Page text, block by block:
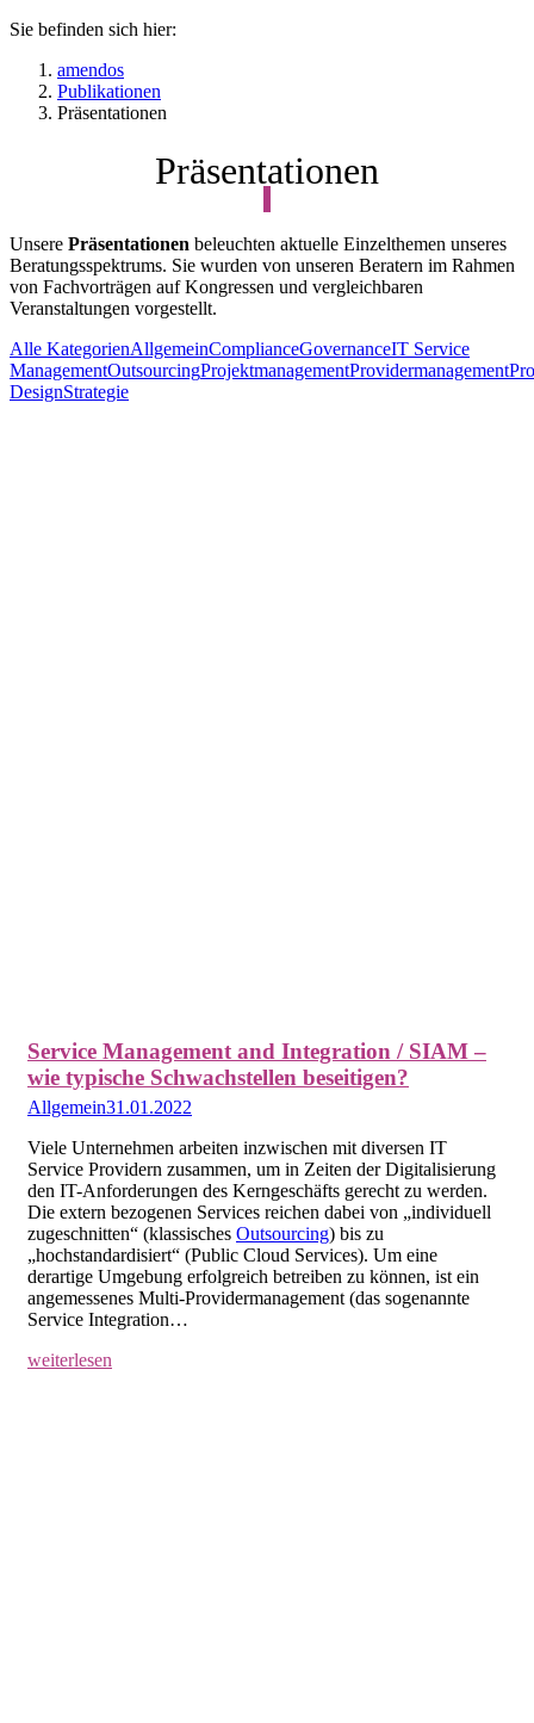
Sie befinden sich hier:
amendos
Publikationen
Präsentationen
Präsentationen
Unsere Präsentationen beleuchten aktuelle Einzelthemen unseres
Beratungsspektrums. Sie wurden von unseren Beratern im Rahmen
von Fachvorträgen auf Kongressen und vergleichbaren
Veranstaltungen vorgestellt.
Alle KategorienAllgemeinComplianceGovernanceIT Service
ManagementOutsourcingProjektmanagementProvidermanagement
DesignStrategie
Service Management and Integration / SIAM –
wie typische Schwachstellen beseitigen?
Allgemein31.01.2022
Viele Unternehmen arbeiten inzwischen mit diversen IT
Service Providern zusammen, um in Zeiten der Digitalisierung
den IT-Anforderungen des Kerngeschäfts gerecht zu werden.
Die extern bezogenen Services reichen dabei von „individuell
zugeschnitten“ (klassisches Outsourcing) bis zu
„hochstandardisiert“ (Public Cloud Services). Um eine
derartige Umgebung erfolgreich betreiben zu können, ist ein
angemessenes Multi-Providermanagement (das sogenannte
Service Integration…
weiterlesen